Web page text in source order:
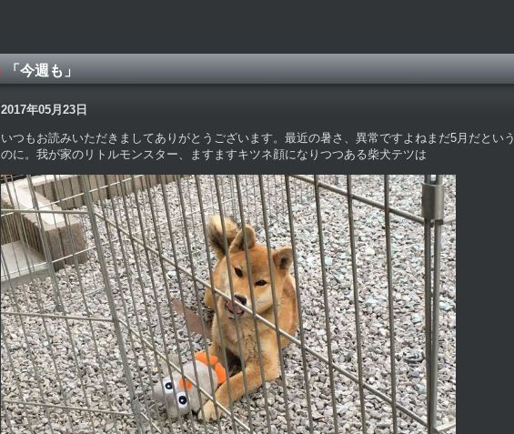
「今週も」
2017年05月23日
いつもお読みいただきましてありがとうございます。最近の暑さ、異常ですよねまだ5月だという
のに。我が家のリトルモンスター、ますますキツネ顔になりつつある柴犬テツは